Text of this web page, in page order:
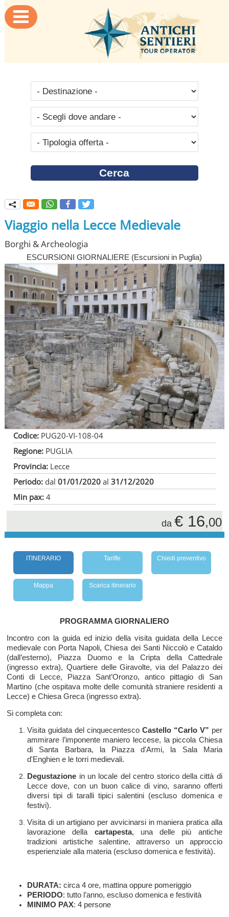

q
Viaggio nella Lecce Medievale
Borghi & Archeologia
ESCURSIONI GIORNALIERE (Escursioni in Puglia)
Codice: PUG20-VI-108-04
Regione: PUGLIA
Provincia: Lecce
Periodo: dal01/01/2020 al31/12/2020
Min pax:4
da€ 16,00
ITINERARIO Tariffe Chiedi preventivo
Mappa Scarica itinerario
PROGRAMMA GIORNALIERO
Incontro con la guida ed inizio della visita guidata della Lecce
medievale con Porta Napoli, Chiesa dei Santi Niccolò e Cataldo
(dall’esterno), Piazza Duomo e la Cripta della Cattedrale
(ingresso extra), Quartiere delle Giravolte, via del Palazzo dei
Conti di Lecce, Piazza Sant’Oronzo, antico pittagio di San
Martino (che ospitava molte delle comunità straniere residenti a
Lecce) e Chiesa Greca (ingresso extra).
Si completa con:
Visita guidata del cinquecentesco Castello “Carlo V” per
ammirare l’imponente maniero leccese, la piccola Chiesa
di Santa Barbara, la Piazza d'Armi, la Sala Maria
d'Enghien e le torri medievali.
Degustazione in un locale del centro storico della città di
Lecce dove, con un buon calice di vino, saranno offerti
diversi tipi di taralli tipici salentini (escluso domenica e
festivi).
Visita di un artigiano per avvicinarsi in maniera pratica alla
lavorazione della cartapesta, una delle più antiche
tradizioni artistiche salentine, attraverso un approccio
esperienziale alla materia (escluso domenica e festività).
DURATA: circa 4 ore, mattina oppure pomeriggio
PERIODO: tutto l’anno, escluso domenica e festività
MINIMO PAX: 4 persone